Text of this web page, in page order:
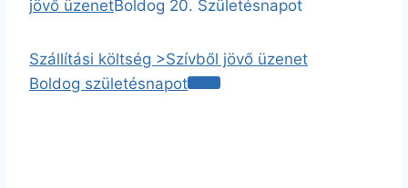
jövő üzenetBoldog 20. Születésnapot
Szállítási költség >Szívből jövő üzenet
Boldog születésnapot